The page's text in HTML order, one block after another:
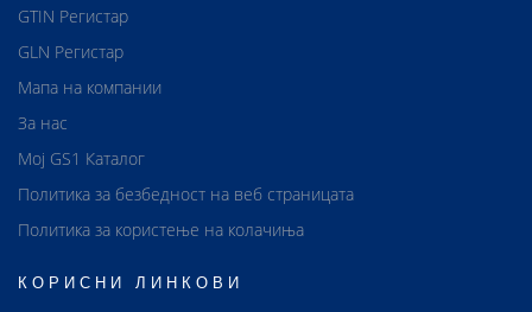
GTIN Регистар
GLN Регистар
Мапа на компании
За нас
Мој GS1 Каталог
Политика за безбедност на веб страницата
Политика за користење на колачиња
КОРИСНИ ЛИНКОВИ